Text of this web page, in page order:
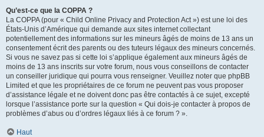
Qu’est-ce que la COPPA ?
La COPPA (pour « Child Online Privacy and Protection Act ») est une loi des
États-Unis d’Amérique qui demande aux sites internet collectant
potentiellement des informations sur les mineurs âgés de moins de 13 ans un
consentement écrit des parents ou des tuteurs légaux des mineurs concernés.
Si vous ne savez pas si cette loi s’applique également aux mineurs âgés de
moins de 13 ans inscrits sur votre forum, nous vous conseillons de contacter
un conseiller juridique qui pourra vous renseigner. Veuillez noter que phpBB
Limited et que les propriétaires de ce forum ne peuvent pas vous proposer
d’assistance légale et ne doivent donc pas être contactés à ce sujet, excepté
lorsque l’assistance porte sur la question « Qui dois-je contacter à propos de
problèmes d’abus ou d’ordres légaux liés à ce forum ? ».
Haut